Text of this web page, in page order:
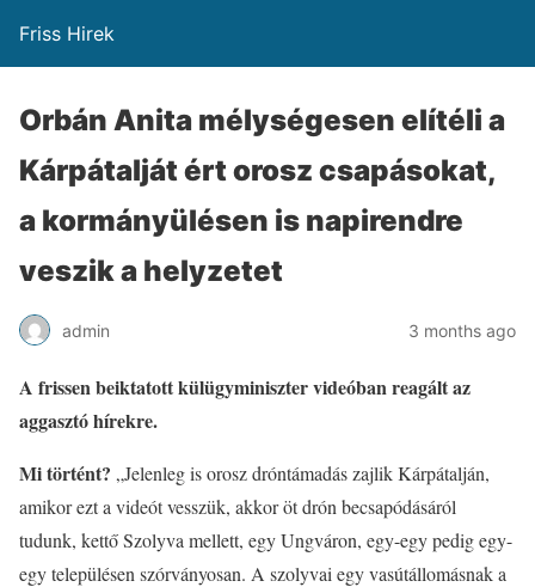
Friss Hirek
Orbán Anita mélységesen elítéli a
Kárpátalját ért orosz csapásokat,
a kormányülésen is napirendre
veszik a helyzetet
admin 3 months ago
A frissen beiktatott külügyminiszter videóban reagált az
aggasztó hírekre.
Mi történt? „Jelenleg is orosz dróntámadás zajlik Kárpátalján,
amikor ezt a videót vesszük, akkor öt drón becsapódásáról
tudunk, kettő Szolyva mellett, egy Ungváron, egy-egy pedig egy-
egy településen szórványosan. A szolyvai egy vasútállomásnak a